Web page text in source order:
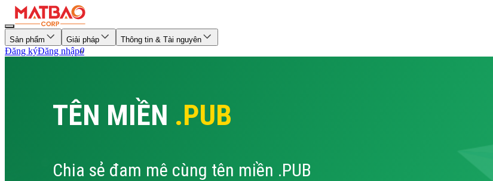
Sản phẩm Giải pháp Thông tin & Tài nguyên
Đăng kýĐăng nhập0
TÊN MIỀN .PUB
Chia sẻ đam mê cùng tên miền .PUB